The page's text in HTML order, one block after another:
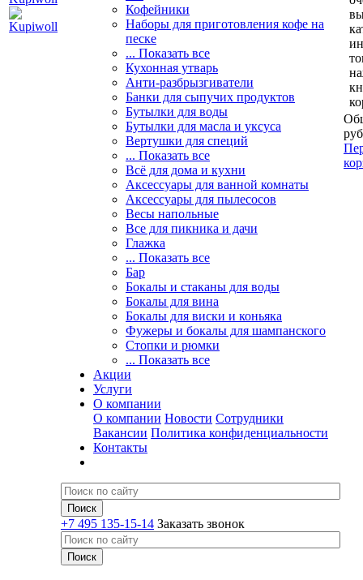
Кофейники
Наборы для приготовления кофе на
песке
... Показать все
Кухонная утварь
Анти-разбрызгиватели
Банки для сыпучих продуктов
Бутылки для воды
Бутылки для масла и уксуса
Вертушки для специй
... Показать все
Всё для дома и кухни
Аксессуары для ванной комнаты
Аксессуары для пылесосов
Весы напольные
Все для пикника и дачи
Глажка
... Показать все
Бар
Бокалы и стаканы для воды
Бокалы для вина
Бокалы для виски и коньяка
Фужеры и бокалы для шампанского
Стопки и рюмки
... Показать все
Акции
Услуги
О компании
О компании Новости Сотрудники
Вакансии Политика конфиденциальности
Контакты
+7 495 135-15-14 Заказать звонок